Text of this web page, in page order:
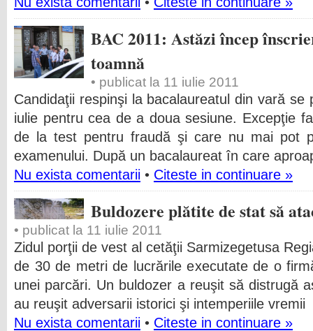
BAC 2011: Astăzi încep
toamnă
• publicat la 11 iulie 2011
Candidaţii respinşi la bacalaureatul din vară
iulie pentru cea de a doua sesiune. Excepţie
de la test pentru fraudă şi care nu mai pot
examenului. După un bacalaureat în care
Nu exista comentarii • Citeste in continuare »
Buldozere plătite de stat să
• publicat la 11 iulie 2011
Zidul porţii de vest al cetăţii Sarmizegetusa
de 30 de metri de lucrările executate de o
unei parcări. Un buldozer a reuşit să distrugă
au reuşit adversarii istorici şi intemperiile vremii
Nu exista comentarii • Citeste in continuare »